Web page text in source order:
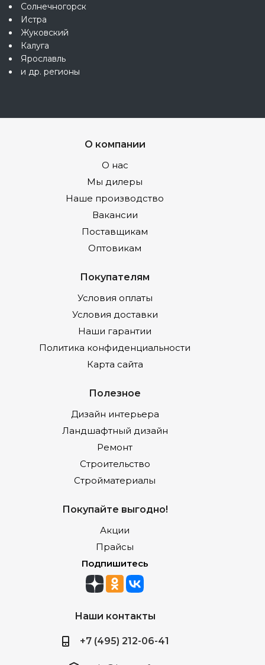
Солнечногорск
Истра
Жуковский
Калуга
Ярославль
и др. регионы
О компании
О нас
Мы дилеры
Наше производство
Вакансии
Поставщикам
Оптовикам
Покупателям
Условия оплаты
Условия доставки
Наши гарантии
Политика конфиденциальности
Карта сайта
Полезное
Дизайн интерьера
Ландшафтный дизайн
Ремонт
Строительство
Стройматериалы
Покупайте выгодно!
Акции
Прайсы
Подпишитесь
Наши контакты
+7 (495) 212-06-41